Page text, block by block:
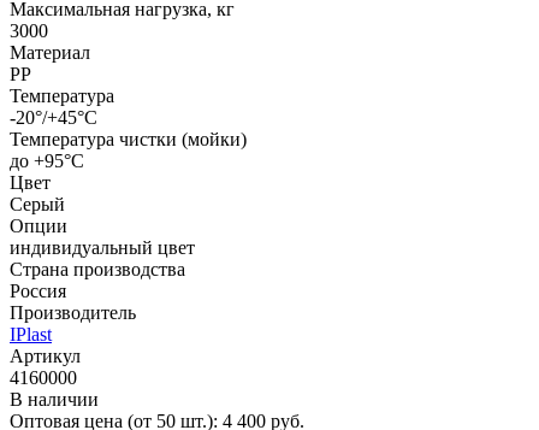
Максимальная нагрузка, кг
3000
Материал
PP
Температура
-20°/+45°С
Температура чистки (мойки)
до +95°С
Цвет
Серый
Опции
индивидуальный цвет
Страна производства
Россия
Производитель
IPlast
Артикул
4160000
В наличии
Оптовая цена (от 50 шт.): 4 400 руб.